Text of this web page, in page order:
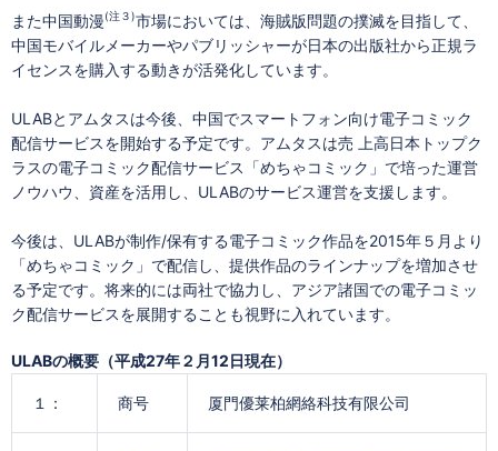
また中国動漫(注３)市場においては、海賊版問題の撲滅を目指して、
中国モバイルメーカーやパブリッシャーが日本の出版社から正規ラ
イセンスを購入する動きが活発化しています。
ULABとアムタスは今後、中国でスマートフォン向け電子コミック
配信サービスを開始する予定です。アムタスは売 上高日本トップク
ラスの電子コミック配信サービス「めちゃコミック」で培った運営
ノウハウ、資産を活用し、ULABのサービス運営を支援します。
今後は、ULABが制作/保有する電子コミック作品を2015年５月より
「めちゃコミック」で配信し、提供作品のラインナップを増加させ
る予定です。将来的には両社で協力し、アジア諸国での電子コミッ
ク配信サービスを展開することも視野に入れています。
ULABの概要（平成27年２月12日現在）
１： 商号 厦門優莱柏網絡科技有限公司